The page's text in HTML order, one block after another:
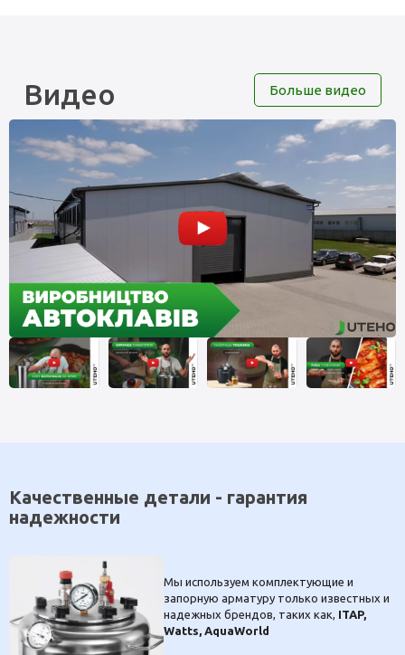
Видео Больше видео
Качественные детали - гарантия
надежности
Мы используем комплектующие и
запорную арматуру только известных и
надежных брендов, таких как, ITAP,
Watts, AquaWorld